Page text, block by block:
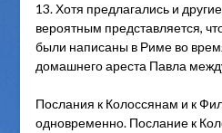
13. Хотя предлагались и
вероятным представляется,
были написаны в Риме во
домашнего ареста Павла
Послания к Колоссянам и к
одновременно. Послание к